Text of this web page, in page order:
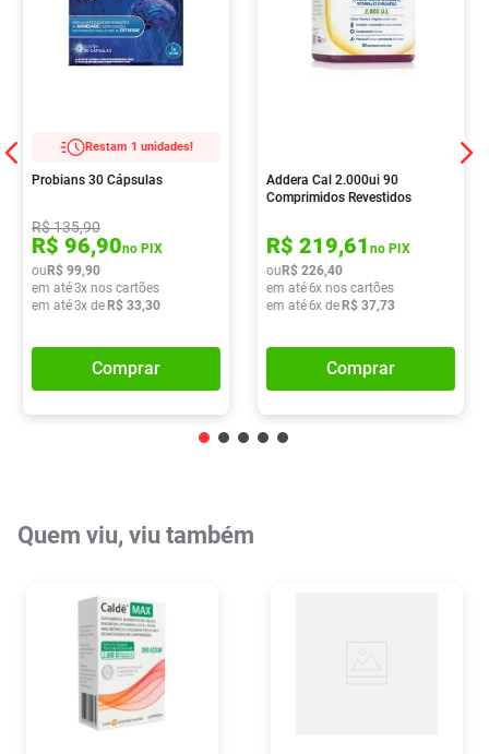
Restam 1 unidades!
Probians 30 Cápsulas
R$135,90
R$ 96,90no PIX
ou R$ 99,90
em até3x nos cartões
em até3x de R$ 33,30
Comprar
Addera Cal 2.000ui 90
Comprimidos Revestidos
R$ 219,61 no PIX
ou R$ 226,40
em até6x nos cartões
em até6x de R$ 37,73
Comprar
Quem viu, viu também